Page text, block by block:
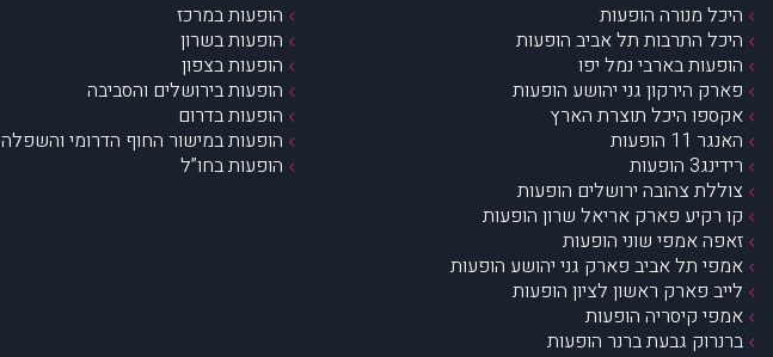
היכל מנורה הופעות
היכל התרבות תל אביב הופעות
הופעות בארבי נמל יפו
פארק הירקון גני יהושע הופעות
אקספו היכל תוצרת הארץ
האנגר 11 הופעות
רידינג3 הופעות
צוללת צהובה ירושלים הופעות
קו רקיע פארק אריאל שרון הופעות
זאפה אמפי שוני הופעות
אמפי תל אביב פארק גני יהושע הופעות
לייב פארק ראשון לציון הופעות
אמפי קיסריה הופעות
ברנרוק גבעת ברנר הופעות
הופעות במרכז
הופעות בשרון
הופעות בצפון
הופעות בירושלים והסביבה
הופעות בדרום
הופעות במישור החוף הדרומי והשפלה
הופעות בחו”ל